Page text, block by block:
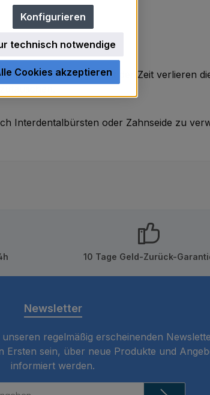
Zahnpflege . Mit der Zeit verlieren
Interdentalbürsten oder Zahnseide zu
10 Tage Geld-Zurück-
Newsletter
regelmäßig erscheinenden
Ersten sein, über neue Produkte und
informiert werden.
technisch notwendige
Konfigurieren
Cookies akzeptieren